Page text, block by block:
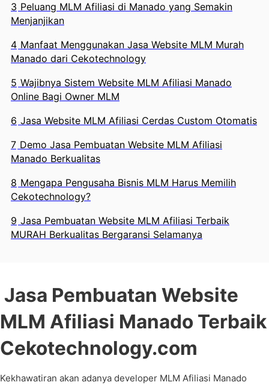
3 Peluang MLM Afiliasi di Manado yang Semakin
Menjanjikan
4 Manfaat Menggunakan Jasa Website MLM Murah
Manado dari Cekotechnology
5 Wajibnya Sistem Website MLM Afiliasi Manado
Online Bagi Owner MLM
6 Jasa Website MLM Afiliasi Cerdas Custom Otomatis
7 Demo Jasa Pembuatan Website MLM Afiliasi
Manado Berkualitas
8 Mengapa Pengusaha Bisnis MLM Harus Memilih
Cekotechnology?
9 Jasa Pembuatan Website MLM Afiliasi Terbaik
MURAH Berkualitas Bergaransi Selamanya
Jasa Pembuatan Website
MLM Afiliasi Manado Terbaik
Cekotechnology.com
Kekhawatiran akan adanya developer MLM Afiliasi Manado